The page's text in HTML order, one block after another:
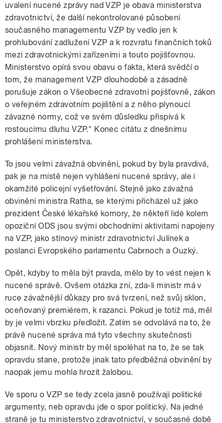
uvalení nucené zprávy nad VZP je obava ministerstva
zdravotnictví, že další nekontrolované působení
současného managementu VZP by vedlo jen k
prohlubování zadlužení VZP a k rozvratu finančních toků
mezi zdravotnickými zařízeními a touto pojišťovnou.
Ministerstvo opírá svou obavu o fakta, která svědčí o
tom, že management VZP dlouhodobě a zásadně
porušuje zákon o Všeobecné zdravotní pojišťovně, zákon
o veřejném zdravotním pojištění a z něho plynoucí
závazné normy, což ve svém důsledku přispívá k
rostoucímu dluhu VZP." Konec citátu z dnešnímu
prohlášení ministerstva.
To jsou velmi závažná obvinění, pokud by byla pravdivá,
pak je na místě nejen vyhlášení nucené správy, ale i
okamžité policejní vyšetřování. Stejně jako závažná
obvinění ministra Ratha, se kterými přicházel už jako
prezident České lékařské komory, že někteří lidé kolem
opoziční ODS jsou svými obchodními aktivitami napojeny
na VZP, jako stínový ministr zdravotnictví Julínek a
poslanci Evropského parlamentu Cabrnoch a Ouzký.
Opět, kdyby to měla být pravda, mělo by to vést nejen k
nucené správě. Ovšem otázka zní, zda-li ministr má v
ruce závažnější důkazy pro svá tvrzení, než svůj sklon,
oceňovaný premiérem, k razanci. Pokud je totiž má, měl
by je velmi vbrzku předložit. Zatím se odvolává na to, že
právě nucené správa má tyto všechny skutečnosti
objasnit. Nový ministr by měl spoléhat na to, že se tak
opravdu stane, protože jinak tato předběžná obvinění by
naopak jemu mohla hrozit žalobou.
Ve sporu o VZP se tedy zcela jasně používají politické
argumenty, neb opravdu jde o spor politický. Na jedné
straně je tu ministerstvo zdravotnictví, v současné době